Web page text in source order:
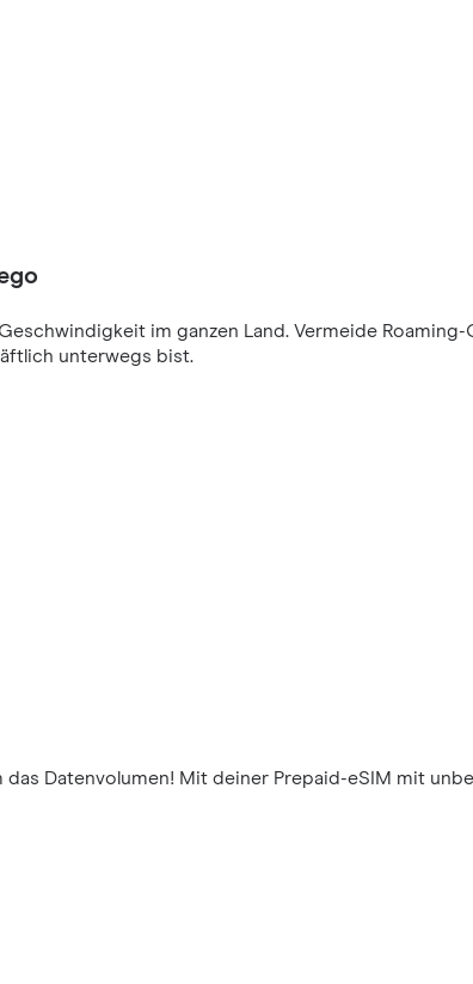
im ganzen Land. Vermeide
unterwegs bist.
das Datenvolumen! Mit deiner Prepaid-eSIM mit